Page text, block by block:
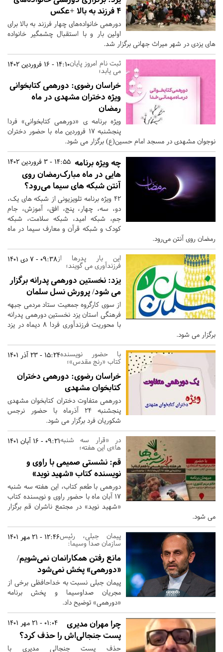
۴ فرزند به بالا +عکس
دورهمی خانواده‌های چهار فرزند به بالا برای
اولین بار و با استقبال چشمگیر خانواده
های یزدی در شهر میراث جهانی برگزار شد.
14:10 - 16 فروردین 1402ثبت نام امروز پایان
می یابد؛
خراسان رضوی: دورهمی کتابخوانی
ویژه دختران مشهدی در ماه
رمضان
ویژه برنامه ی «دورهمی کتابخوانی» فردا
پنجشنبه 17 فروردین ماه با حضور دختران
نوجوان مشهدی در مسجد امام حسین(ع) برگزار می شود.
14:55 - 3 فروردین 1402 چه ویژه برنامه
هایی در ماه‌ مبارک‌رمضان روی
آنتن شبکه های سیما می‌رود؟
۴۲ ویژه برنامه تلویزیونی از شبکه‌ های یک،
دو، سه، چهار، پنج، افق، آموزش، جام
جم، شبکه امید، شبکه سلامت، شبکه
کودک و شبکه قرآن و معارف سیما در ماه
رمضان روی آنتن می‌رود.
09:38 - 7 دی 1401این بار پدرها از
فرزندآوری می گویند؛
یزد: نخستین دورهمی پدرانه برگزار
می شود/ پرورش نسل سلمان
از سوی کارگروه جمعیت ستاد مردمی جبهه
فرهنگی استان یزد نخستین دورهمی پدرانه
با محوریت فرزندآوری فردا 8 دیماه در یزد
برگزار می شود.
15:24 - 23 آذر 1401با حضور نویسنده
کتاب «رنج مقدس»؛
خراسان رضوی: دورهمی دختران
کتابخوان مشهدی
دورهمی متفاوت دختران کتابخوان مشهدی
پنجشنبه 24 آذرماه با حضور نرجس
شکوریان فرد برگزار می شود.
09:21 - 16 آبان 1401در «قرار سه شنبه
ها»ی این هفته؛
قم: نشستی صمیمی با راوی و
نویسنده کتاب «شهید نوید»
دورهمی با طعم کتاب، این هفته سه شنبه
17 آبان ماه با حضور راوی و نویسنده کتاب
«شهید نوید» در مجتمع ناشران قم برگزار
می شود.
12:46 - 21 مهر 1401پیمان جبلی، رئیس
سازمان صدا وسیما:
مانع رفتن همکارانمان نمی‌شویم/
«دورهمی» پخش نمی‌شود
پیمان جبلی نسبت به خداحافظی برخی از
مجریان صداوسیما و پخش برنامه
«دورهمی» توضیح داد.
01:04 - 21 مهر 1401
چرا مهران مدیری
پست جنجالی‌اش را حذف کرد؟
حذف پست جنجالی مدیری با